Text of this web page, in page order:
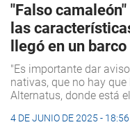
"Falso
las
llegó en un barco
"Es importante dar
nativas, que no hay
Alternatus, donde está
4 DE JUNIO DE 2025 - 18:56